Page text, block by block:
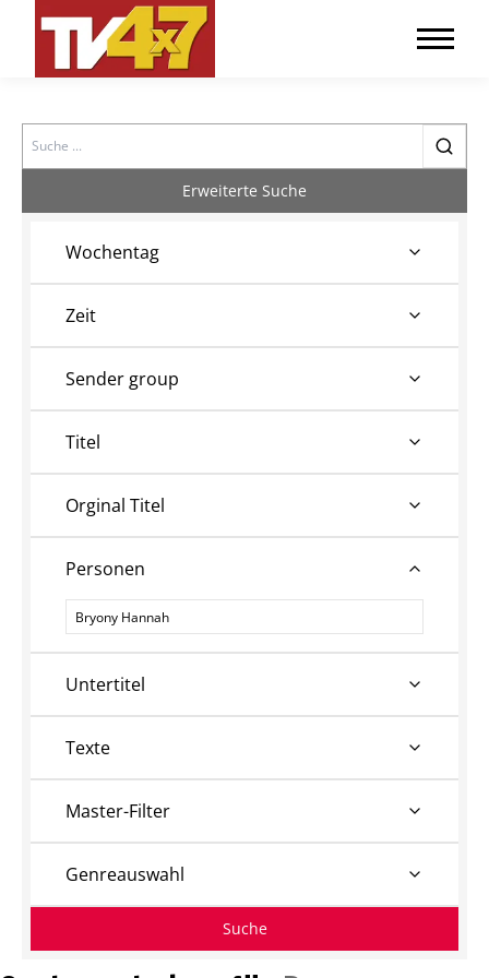
Search
Erweiterte Suche
Wochentag
Zeit
Sender group
Titel
Orginal Titel
Personen
Personen
Untertitel
Texte
Master-Filter
Genreauswahl
Suche